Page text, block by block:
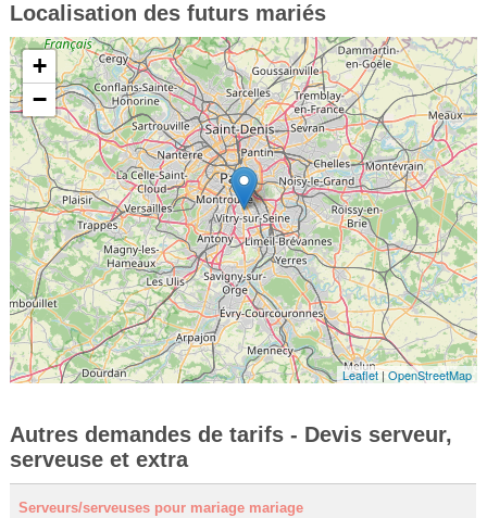
Localisation des futurs mariés
+
−
Leaflet|OpenStreetMap
Autres demandes de tarifs - Devis serveur,
serveuse et extra
Serveurs/serveuses pour mariage mariage